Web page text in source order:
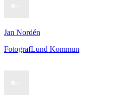
Jan Nordén
FotografLund Kommun